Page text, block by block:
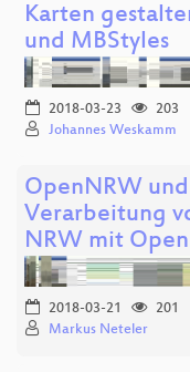
Karten
und MBStyles
2018-03-23
203
Johannes Weskamm
OpenNRW
Verarbeitung
NRW mit
2018-03-21
201
Markus Neteler